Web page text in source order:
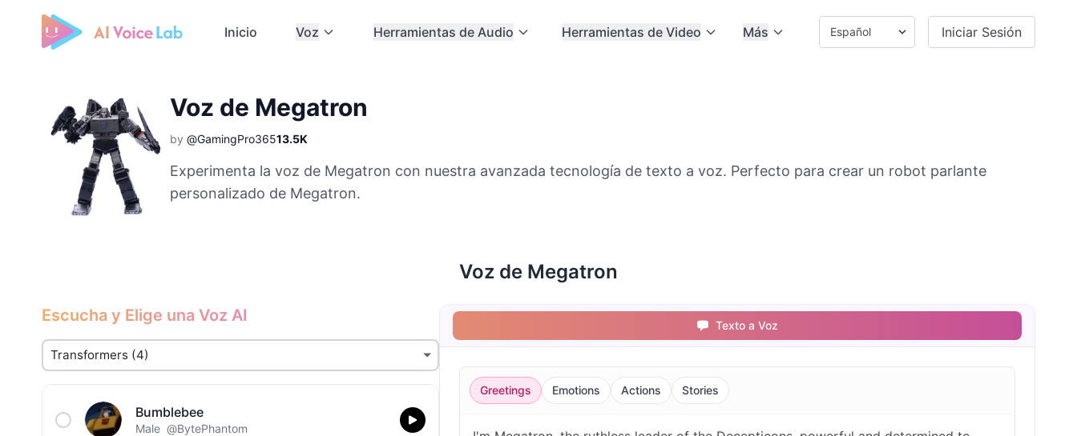
Free AI Cover & AI Voice Over Inicio Voz Herramientas de Audio Herramientas de Video Más Iniciar Sesión
Voz de Megatron
by @GamingPro36513.5K
Experimenta la voz de Megatron con nuestra avanzada tecnología de texto a voz. Perfecto para crear un robot parlante
personalizado de Megatron.
Voz de Megatron
Escucha y Elige una Voz AI
Bumblebee
Male @BytePhantom
Texto a Voz
Greetings Emotions Actions Stories